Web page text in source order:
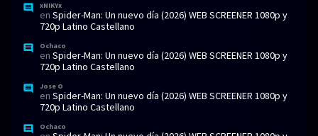
xNIKYx
en Spider-Man: Un nuevo día (2026) WEB SCREENER 1080p y
720p Latino Castellano
Ochaco
en Spider-Man: Un nuevo día (2026) WEB SCREENER 1080p y
720p Latino Castellano
Jose O
en Spider-Man: Un nuevo día (2026) WEB SCREENER 1080p y
720p Latino Castellano
Ochaco